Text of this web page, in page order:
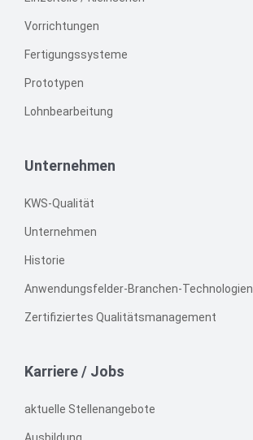
Vorrichtungen
Fertigungssysteme
Prototypen
Lohnbearbeitung
Unternehmen
KWS-Qualität
Unternehmen
Historie
Anwendungsfelder-Branchen-Technologien
Zertifiziertes Qualitätsmanagement
Karriere / Jobs
aktuelle Stellenangebote